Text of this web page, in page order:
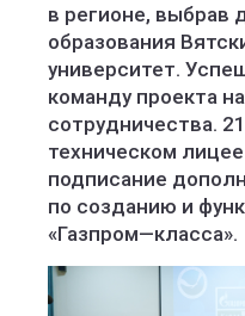
в регионе, выбрав
образования
университет.
команду проекта
сотрудничества.
техническом
подписание
по созданию и
«Газпром—класса».